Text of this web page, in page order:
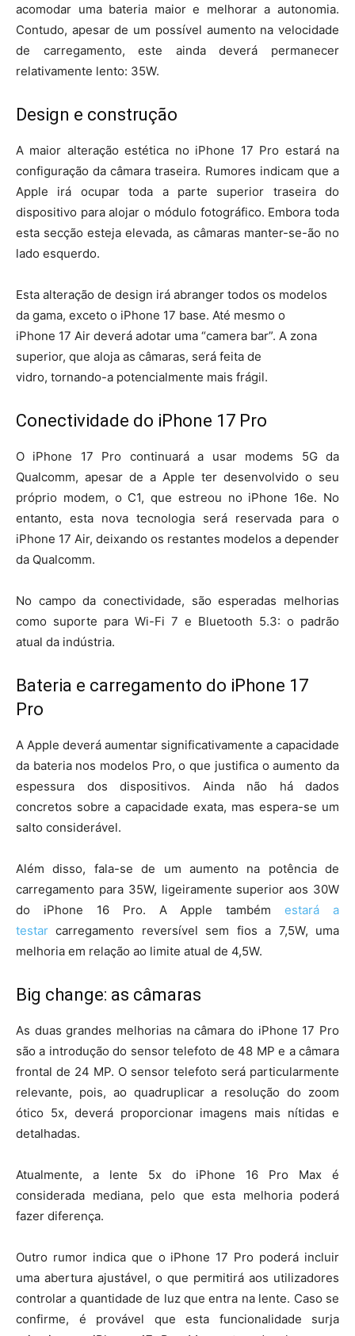
acomodar uma bateria maior e melhorar a autonomia.
Contudo, apesar de um possível aumento na velocidade
de carregamento, este ainda deverá permanecer
relativamente lento: 35W.
Design e construção
A maior alteração estética no iPhone 17 Pro estará na
configuração da câmara traseira. Rumores indicam que a
Apple irá ocupar toda a parte superior traseira do
dispositivo para alojar o módulo fotográfico. Embora toda
esta secção esteja elevada, as câmaras manter-se-ão no
lado esquerdo.
Esta alteração de design irá abranger todos os modelos
da gama, exceto o iPhone 17 base. Até mesmo o
iPhone 17 Air deverá adotar uma “camera bar”. A zona
superior, que aloja as câmaras, será feita de
vidro, tornando-a potencialmente mais frágil.
Conectividade do iPhone 17 Pro
O iPhone 17 Pro continuará a usar modems 5G da
Qualcomm, apesar de a Apple ter desenvolvido o seu
próprio modem, o C1, que estreou no iPhone 16e. No
entanto, esta nova tecnologia será reservada para o
iPhone 17 Air, deixando os restantes modelos a depender
da Qualcomm.
No campo da conectividade, são esperadas melhorias
como suporte para Wi-Fi 7 e Bluetooth 5.3: o padrão
atual da indústria.
Bateria e carregamento do iPhone 17
Pro
A Apple deverá aumentar significativamente a capacidade
da bateria nos modelos Pro, o que justifica o aumento da
espessura dos dispositivos. Ainda não há dados
concretos sobre a capacidade exata, mas espera-se um
salto considerável.
Além disso, fala-se de um aumento na potência de
carregamento para 35W, ligeiramente superior aos 30W
do iPhone 16 Pro. A Apple tambémestará a
testar carregamento reversível sem fios a 7,5W, uma
melhoria em relação ao limite atual de 4,5W.
Big change: as câmaras
As duas grandes melhorias na câmara do iPhone 17 Pro
são a introdução do sensor telefoto de 48 MP e a câmara
frontal de 24 MP. O sensor telefoto será particularmente
relevante, pois, ao quadruplicar a resolução do zoom
ótico 5x, deverá proporcionar imagens mais nítidas e
detalhadas.
Atualmente, a lente 5x do iPhone 16 Pro Max é
considerada mediana, pelo que esta melhoria poderá
fazer diferença.
Outro rumor indica que o iPhone 17 Pro poderá incluir
uma abertura ajustável, o que permitirá aos utilizadores
controlar a quantidade de luz que entra na lente. Caso se
confirme, é provável que esta funcionalidade surja